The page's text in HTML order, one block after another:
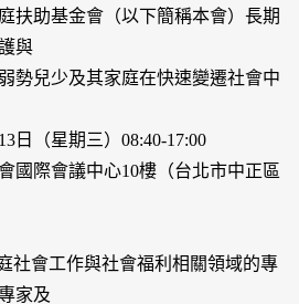
扶助基金會（以下簡稱本會）長期
與
勢兒少及其家庭在快速變遷社會中
日（星期三）08:40-17:00
國際會議中心10樓（台北市中正區
社會工作與社會福利相關領域的專
家及